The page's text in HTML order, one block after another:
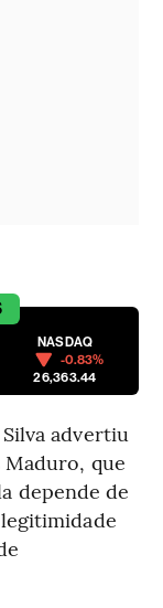
NASDAQ
-0.83%
26,363.44
advertiu
Maduro, que
depende de